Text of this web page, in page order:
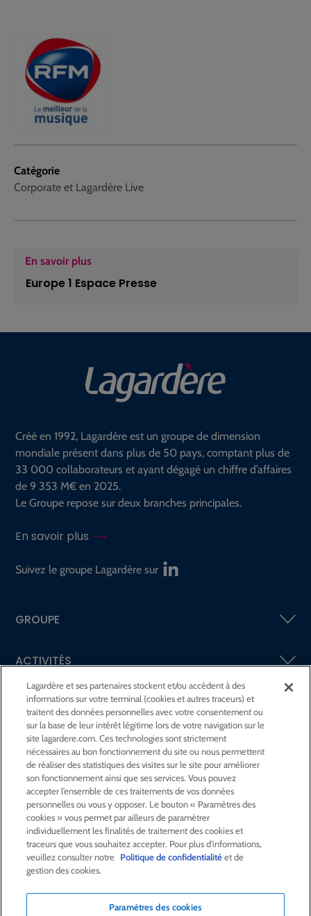
Catégorie
Corporate et Lagardère Live
En savoir plus
Europe 1 Espace Presse
Créé en 1992, Lagardère est un groupe de dimension
mondiale présent dans plus de 50 pays, comptant plus de
33 000 collaborateurs et ayant dégagé un chiffre d’affaires
de 9 353 M€ en 2025.
Le Groupe repose sur deux branches principales.
En savoir plus
Suivez le groupe Lagardère sur
GROUPE
ACTIVITÉS
ACTIONNAIRES &INVESTISSEURS
LA RSECHEZ LAGARDÈRE
LA FONDATIONJEAN‑LUC LAGARDÈRE
CENTRE PRESSE
NOUS REJOINDRE
Lagardère et ses partenaires stockent et/ou accèdent à des
informations sur votre terminal (cookies et autres traceurs) et
traitent des données personnelles avec votre consentement ou
sur la base de leur intérêt légitime lors de votre navigation sur le
site lagardere.com. Ces technologies sont strictement
nécessaires au bon fonctionnement du site ou nous permettent
de réaliser des statistiques des visites sur le site pour améliorer
son fonctionnement ainsi que ses services. Vous pouvez
accepter l’ensemble de ces traitements de vos données
personnelles ou vous y opposer. Le bouton « Paramètres des
cookies » vous permet par ailleurs de paramétrer
individuellement les finalités de traitement des cookies et
traceurs que vous souhaitez accepter. Pour plus d'informations,
veuillez consulter notre Politique de confidentialitéet de
gestion des cookies.
Paramètres des cookies